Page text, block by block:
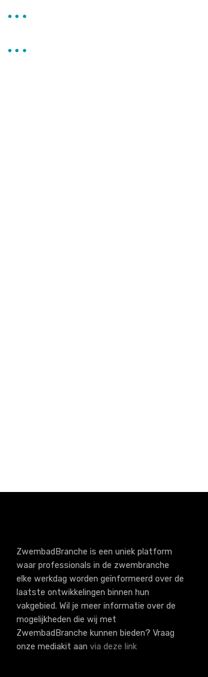
ZwembadBranche is een uniek platform
waar professionals in de zwembranche
elke werkdag worden geïnformeerd over de
laatste ontwikkelingen binnen hun
vakgebied. Wil je meer informatie over de
mogelijkheden die wij met
ZwembadBranche kunnen bieden? Vraag
onze mediakit aan via deze link